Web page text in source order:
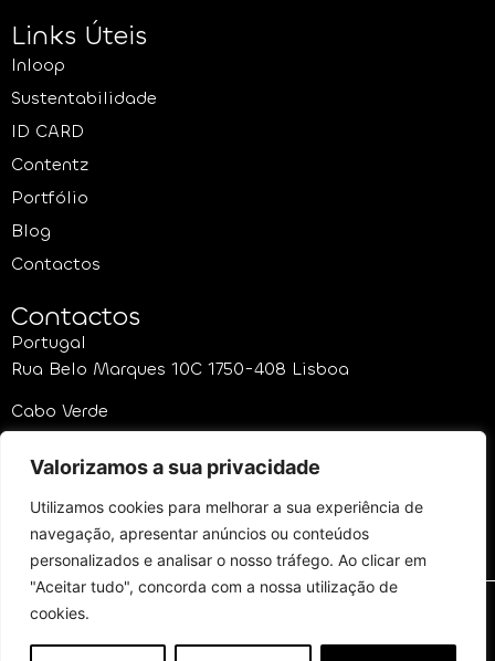
Valorizamos a sua privacidade
Utilizamos cookies para melhorar a sua experiência de
navegação, apresentar anúncios ou conteúdos
personalizados e analisar o nosso tráfego. Ao clicar em
"Aceitar tudo", concorda com a nossa utilização de
cookies.
Links Úteis
Inloop
Sustentabilidade
ID CARD
Contentz
Portfólio
Blog
Contactos
Contactos
Portugal
Rua Belo Marques 10C 1750-408 Lisboa
Cabo Verde
Rua da Embaixada da Espanha 1º, Praia Cabo Verde
Politica de
Sustentabilidade
Politica de
Privacidade
Livro de
Reclamações
Online